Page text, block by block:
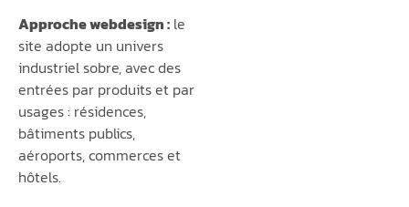
Approche webdesign : le
site adopte un univers
industriel sobre, avec des
entrées par produits et par
usages : résidences,
bâtiments publics,
aéroports, commerces et
hôtels.